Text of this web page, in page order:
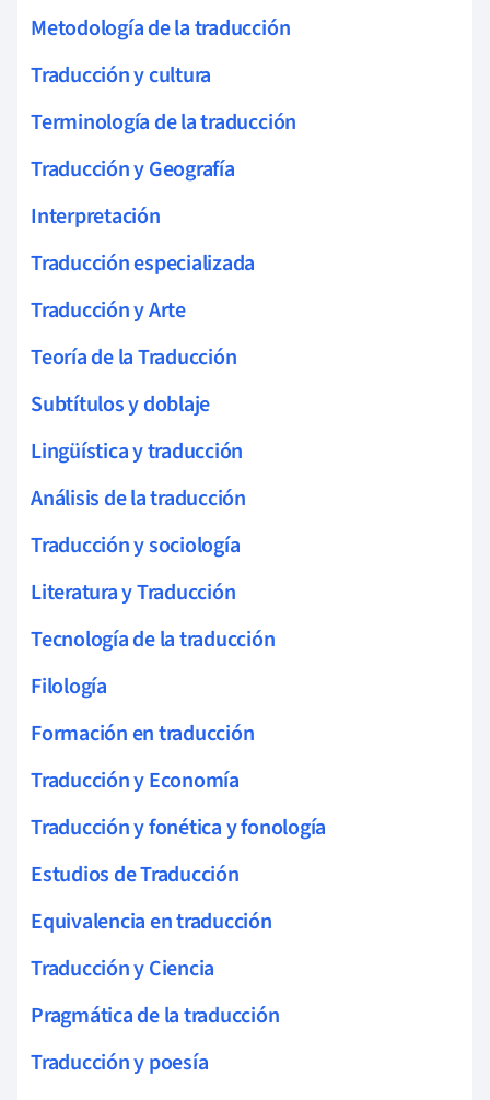
Metodología de la traducción
Traducción y cultura
Terminología de la traducción
Traducción y Geografía
Interpretación
Traducción especializada
Traducción y Arte
Teoría de la Traducción
Subtítulos y doblaje
Lingüística y traducción
Análisis de la traducción
Traducción y sociología
Literatura y Traducción
Tecnología de la traducción
Filología
Formación en traducción
Traducción y Economía
Traducción y fonética y fonología
Estudios de Traducción
Equivalencia en traducción
Traducción y Ciencia
Pragmática de la traducción
Traducción y poesía